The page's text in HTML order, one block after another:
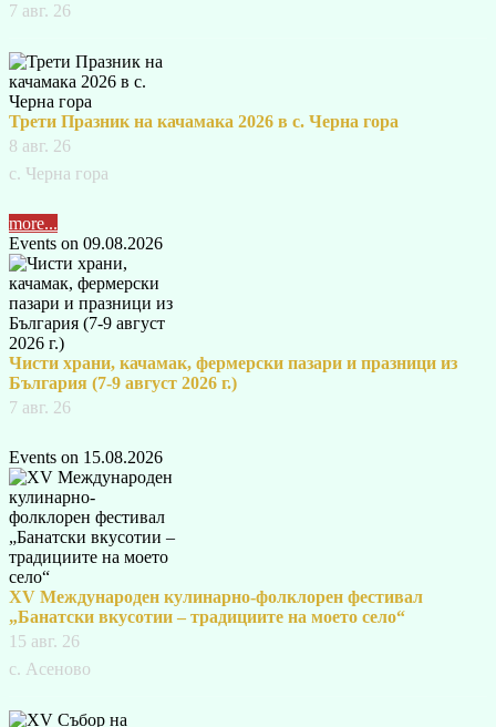
7 авг. 26
Трети Празник на качамака 2026 в с. Черна гора
8 авг. 26
с. Черна гора
more...
Events on 09.08.2026
Чисти храни, качамак, фермерски пазари и празници из
България (7-9 август 2026 г.)
7 авг. 26
Events on 15.08.2026
XV Международен кулинарно-фолклорен фестивал
„Банатски вкусотии – традициите на моето село“
15 авг. 26
с. Асеново